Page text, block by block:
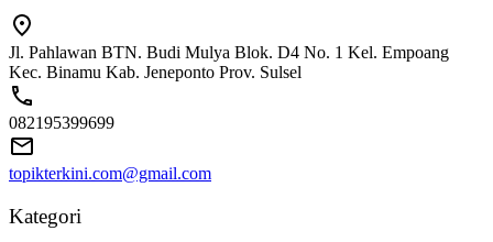
Jl. Pahlawan BTN. Budi Mulya Blok. D4 No. 1 Kel. Empoang
Kec. Binamu Kab. Jeneponto Prov. Sulsel
082195399699
topikterkini.com@gmail.com
Kategori